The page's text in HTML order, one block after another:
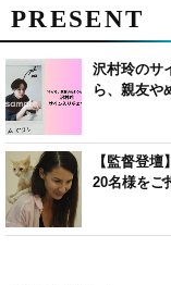
PRESENT
沢村玲のサ
ら、親友や
【監督登
20名様をご